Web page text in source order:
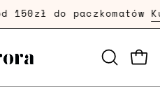
150zł do paczkomatów
OTWÓRZ